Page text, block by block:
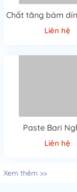
Liên hệ
Paste Bari
Liên hệ
Xem thêm >>